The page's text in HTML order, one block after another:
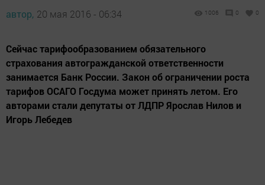
автор, 20 мая 2016 - 06:34 1006 0 0
Сейчас тарифообразованием обязательного
страхования автогражданской ответственности
занимается Банк России. Закон об ограничении роста
тарифов ОСАГО Госдума может принять летом. Его
авторами стали депутаты от ЛДПР Ярослав Нилов и
Игорь Лебедев